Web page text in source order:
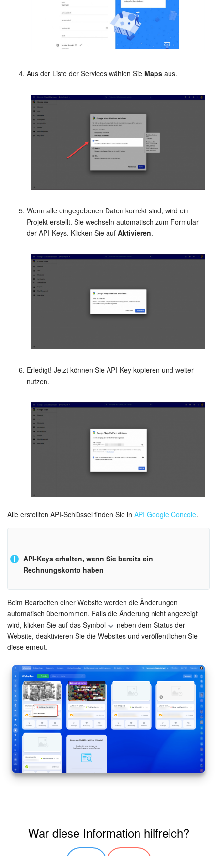
Aus der Liste der Services wählen Sie Maps aus.
Wenn alle eingegebenen Daten korrekt sind, wird ein
Projekt erstellt. Sie wechseln automatisch zum Formular
der API-Keys. Klicken Sie auf Aktivieren.
Erledigt! Jetzt können Sie API-Key kopieren und weiter
nutzen.
Alle erstellten API-Schlüssel finden Sie in API Google Concole.
API-Keys erhalten, wenn Sie bereits ein
Rechnungskonto haben
Gehen Sie auf Google Maps Platform und tippen Sie auf
to Console.
Im geöffneten Fenster wählen Sie aus.
Beim Bearbeiten einer Website werden die Änderungen
automatisch übernommen. Falls die Änderung nicht angezeigt
wird, klicken Sie auf das Symbol
neben dem Status der
Website, deaktivieren Sie die Websites und veröffentlichen Sie
diese erneut.
War diese Information hilfreich?